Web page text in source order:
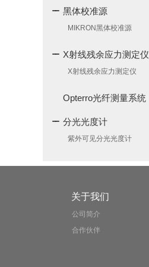
黑体校准源
MIKRON黑体校准源
X射线残余应力测定仪
X射线残余应力测定仪
Opterro光纤测量系统
分光光度计
紫外可见分光光度计
关于我们
公司简介
合作伙伴